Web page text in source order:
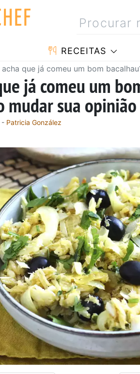
RECEITAS
acha que já comeu um bom
já comeu um
mudar sua opinião
- Patricia González